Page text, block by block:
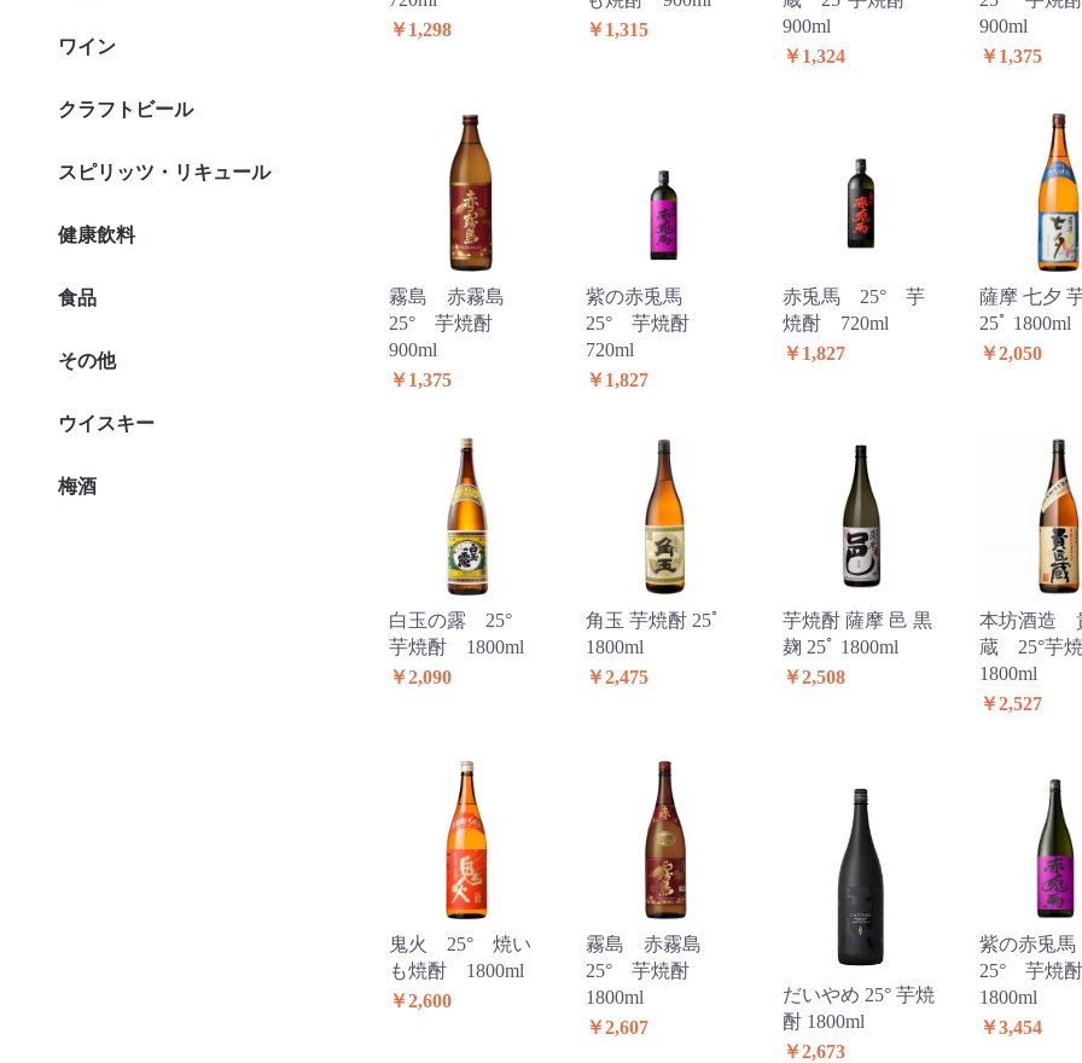
ワイン
クラフトビール
スピリッツ・リキュール
健康飲料
食品
その他
ウイスキー
梅酒
￥1,298
￥1,315
900ml
￥1,324
900ml
￥1,375
霧島 赤霧島
25° 芋焼酎
900ml
￥1,375
紫の赤兎馬
25° 芋焼酎
720ml
￥1,827
赤兎馬 25° 芋
焼酎 720ml
￥1,827
薩摩 七夕
25ﾟ 1800ml
￥2,050
白玉の露 25°
芋焼酎 1800ml
￥2,090
角玉 芋焼酎 25ﾟ
1800ml
￥2,475
芋焼酎 薩摩 邑 黒
麹 25ﾟ 1800ml
￥2,508
本坊酒造
蔵 25°芋
1800ml
￥2,527
鬼火 25° 焼い
も焼酎 1800ml
￥2,600
霧島 赤霧島
25° 芋焼酎
1800ml
￥2,607
だいやめ 25° 芋焼
酎 1800ml
￥2,673
紫の赤兎
25° 芋焼
1800ml
￥3,454